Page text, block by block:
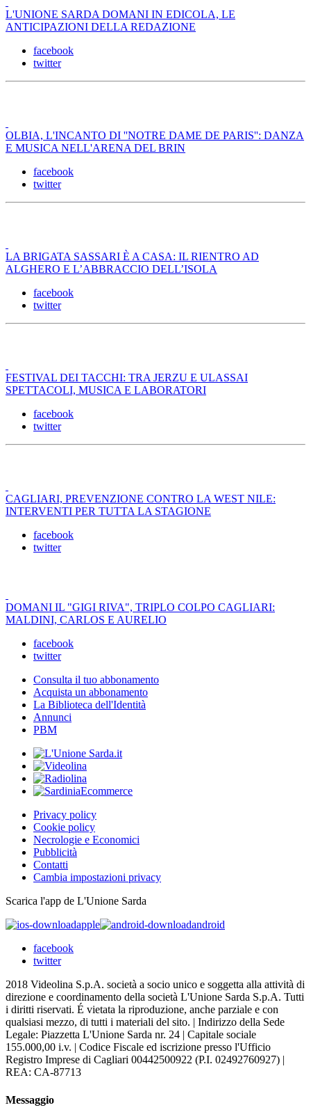
L'UNIONE SARDA DOMANI IN EDICOLA, LE
ANTICIPAZIONI DELLA REDAZIONE
facebook
twitter
OLBIA, L'INCANTO DI ''NOTRE DAME DE PARIS'': DANZA
E MUSICA NELL'ARENA DEL BRIN
facebook
twitter
LA BRIGATA SASSARI È A CASA: IL RIENTRO AD
ALGHERO E L’ABBRACCIO DELL’ISOLA
facebook
twitter
FESTIVAL DEI TACCHI: TRA JERZU E ULASSAI
SPETTACOLI, MUSICA E LABORATORI
facebook
twitter
CAGLIARI, PREVENZIONE CONTRO LA WEST NILE:
INTERVENTI PER TUTTA LA STAGIONE
facebook
twitter
DOMANI IL "GIGI RIVA", TRIPLO COLPO CAGLIARI:
MALDINI, CARLOS E AURELIO
facebook
twitter
Consulta il tuo abbonamento
Acquista un abbonamento
La Biblioteca dell'Identità
Annunci
PBM
Privacy policy
Cookie policy
Necrologie e Economici
Pubblicità
Contatti
Cambia impostazioni privacy
Scarica l'app de L'Unione Sarda
apple
android
facebook
twitter
2018 Videolina S.p.A. società a socio unico e soggetta alla attività di
direzione e coordinamento della società L'Unione Sarda S.p.A. Tutti
i diritti riservati. É vietata la riproduzione, anche parziale e con
qualsiasi mezzo, di tutti i materiali del sito. | Indirizzo della Sede
Legale: Piazzetta L'Unione Sarda nr. 24 | Capitale sociale
155.000,00 i.v. | Codice Fiscale ed iscrizione presso l'Ufficio
Registro Imprese di Cagliari 00442500922 (P.I. 02492760927) |
REA: CA-87713
Messaggio